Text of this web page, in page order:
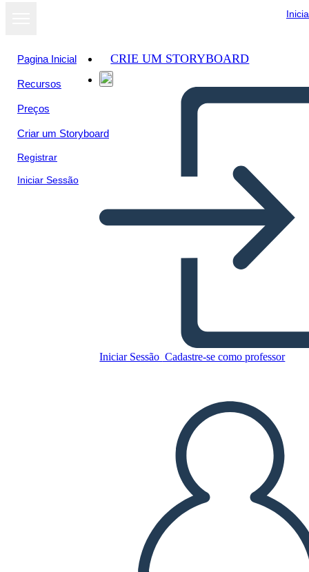
Pagina Inicial
Recursos
Preços
Criar um Storyboard
Registrar
Iniciar Sessão
CRIE UM STORYBOARD
Iniciar Sessão Cadastre-se como professor
Personaggi
CRIAR UM STORYBOARD
REPRODUZIR APRESENTAÇÃO DE SLIDES
LEIA PRA MIM